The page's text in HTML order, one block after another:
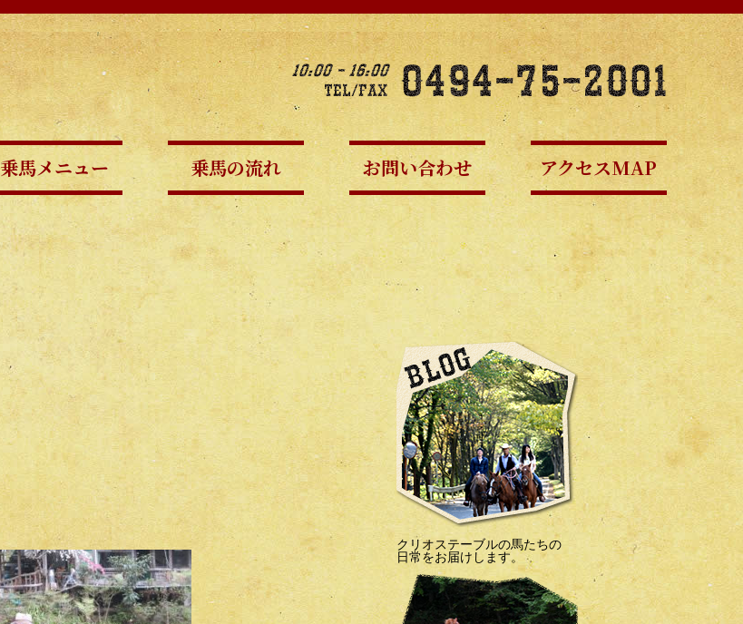
乗馬メニュー 乗馬の流れ お問い合わせ アクセスMAP
クリオステーブルの馬たちの
日常をお届けします。